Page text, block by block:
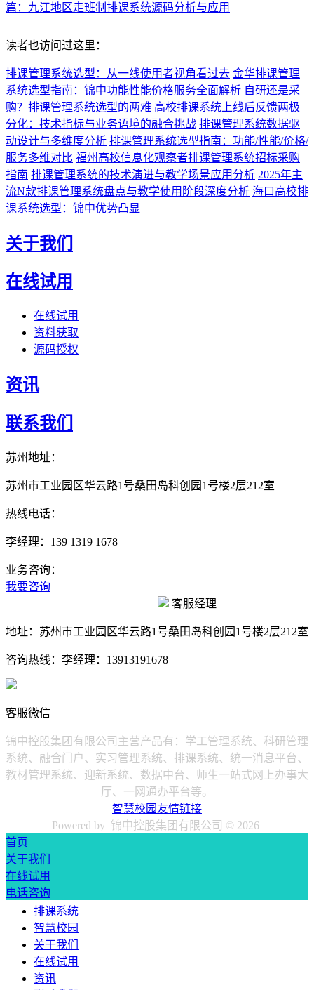
篇：九江地区走班制排课系统源码分析与应用
读者也访问过这里：
排课管理系统选型：从一线使用者视角看过去 金华排课管理
系统选型指南：锦中功能性能价格服务全面解析 自研还是采
购？排课管理系统选型的两难 高校排课系统上线后反馈两极
分化：技术指标与业务语境的融合挑战 排课管理系统数据驱
动设计与多维度分析 排课管理系统选型指南：功能/性能/价格/
服务多维对比 福州高校信息化观察者排课管理系统招标采购
指南 排课管理系统的技术演进与教学场景应用分析 2025年主
流N款排课管理系统盘点与教学使用阶段深度分析 海口高校排
课系统选型：锦中优势凸显
关于我们
在线试用
在线试用
资料获取
源码授权
资讯
联系我们
苏州地址：
苏州市工业园区华云路1号桑田岛科创园1号楼2层212室
热线电话：
李经理：139 1319 1678
业务咨询：
我要咨询
客服经理
地址： 苏州市工业园区华云路1号桑田岛科创园1号楼2层212室
咨询热线： 李经理：13913191678
客服微信
锦中控股集团有限公司主营产品有：学工管理系统、科研管理
系统、融合门户、实习管理系统、排课系统、统一消息平台、
教材管理系统、迎新系统、数据中台、师生一站式网上办事大
厅、一网通办平台等。
智慧校园友情链接
Powered by 锦中控股集团有限公司 © 2026
首页
关于我们
在线试用
电话咨询
排课系统
智慧校园
关于我们
在线试用
资讯